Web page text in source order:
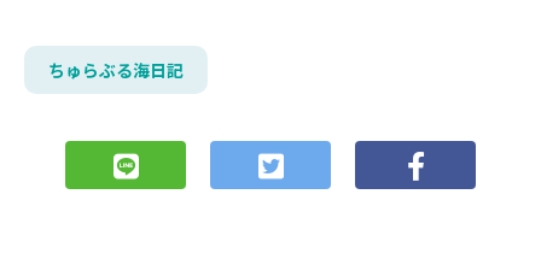
ちゅらぶる海日記